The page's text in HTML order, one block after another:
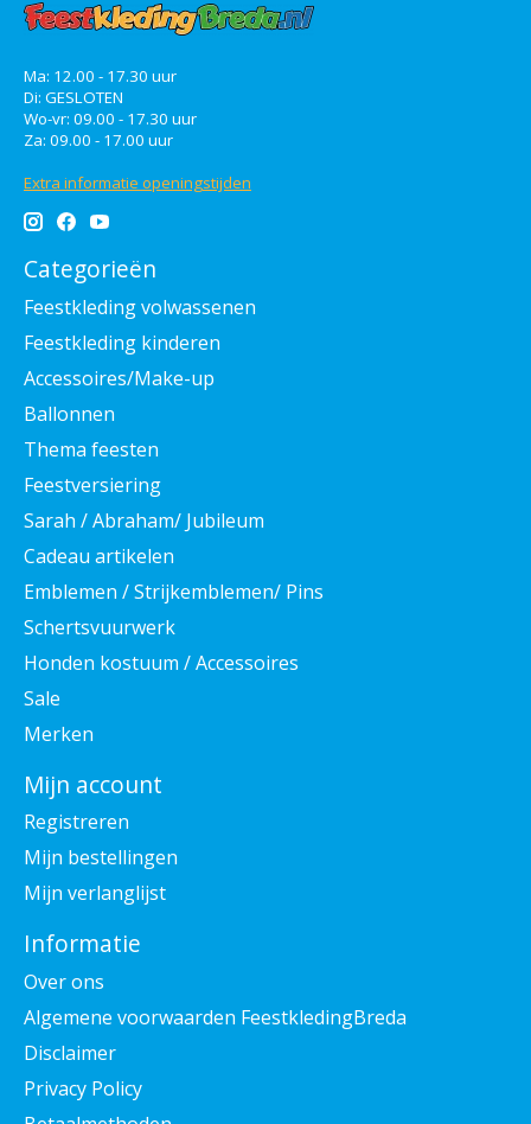
Ma: 12.00 - 17.30 uur
Di: GESLOTEN
Wo-vr: 09.00 - 17.30 uur
Za: 09.00 - 17.00 uur
Extra informatie openingstijden
Categorieën
Feestkleding volwassenen
Feestkleding kinderen
Accessoires/Make-up
Ballonnen
Thema feesten
Feestversiering
Sarah / Abraham/ Jubileum
Cadeau artikelen
Emblemen / Strijkemblemen/ Pins
Schertsvuurwerk
Honden kostuum / Accessoires
Sale
Merken
Mijn account
Registreren
Mijn bestellingen
Mijn verlanglijst
Informatie
Over ons
Algemene voorwaarden FeestkledingBreda
Disclaimer
Privacy Policy